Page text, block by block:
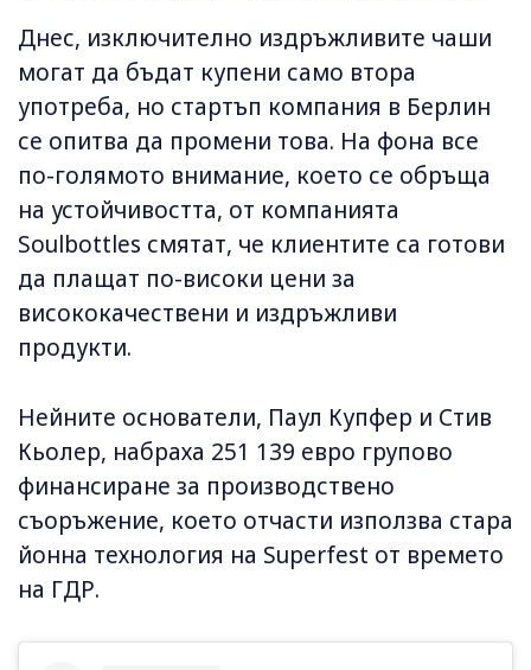
Днес, изключително издръжливите чаши
могат да бъдат купени само втора
употреба, но стартъп компания в Берлин
се опитва да промени това. На фона все
по-голямото внимание, което се обръща
на устойчивостта, от компанията
Soulbottles смятат, че клиентите са готови
да плащат по-високи цени за
висококачествени и издръжливи
продукти.
Нейните основатели, Паул Купфер и Стив
Кьолер, набраха 251 139 евро групово
финансиране за производствено
съоръжение, което отчасти използва стара
йонна технология на Superfest от времето
на ГДР.